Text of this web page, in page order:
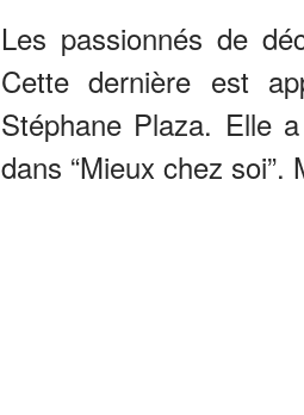
Les passionnés de
Cette dernière est
Stéphane Plaza. Elle
dans “Mieux chez soi”.